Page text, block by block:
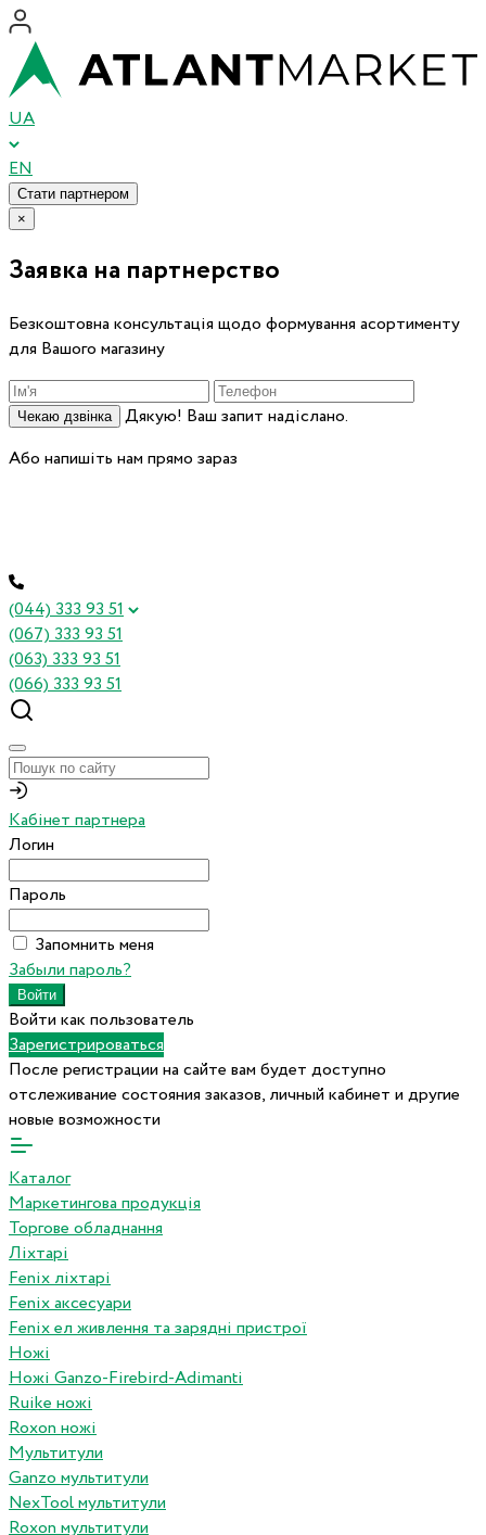
UA
EN
Стати партнером
×
Заявка на партнерство
Безкоштовна консультація щодо формування асортименту
для Вашого магазину
Чекаю дзвінка
Дякую! Ваш запит надіслано.
Або напишіть нам прямо зараз
(044) 333 93 51
(067) 333 93 51
(063) 333 93 51
(066) 333 93 51
Кабінет партнера
Логин
Пароль
Запомнить меня
Забыли пароль?
Войти как пользователь
Зарегистрироваться
После регистрации на сайте вам будет доступно
отслеживание состояния заказов, личный кабинет и другие
новые возможности
Каталог
Маркетингова продукція
Торгове обладнання
Ліхтарі
Fenix ліхтарі
Fenix аксесуари
Fenix ел живлення та зарядні пристрої
Ножі
Ножі Ganzo-Firebird-Adimanti
Ruike ножі
Roxon ножi
Мультитули
Ganzo мультитули
NexTool мультитули
Roxon мультитули